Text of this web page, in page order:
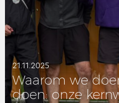
21.11.2025
Waarom we
doen: onze